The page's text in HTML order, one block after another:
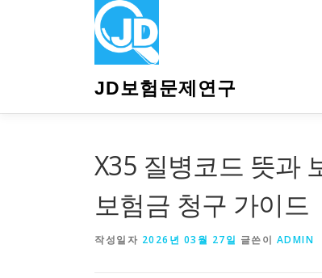
JD보험문제연구
X35 질병코드 뜻과
보험금 청구 가이드
작성일자 2026년 03월 27일 글쓴이 ADMIN